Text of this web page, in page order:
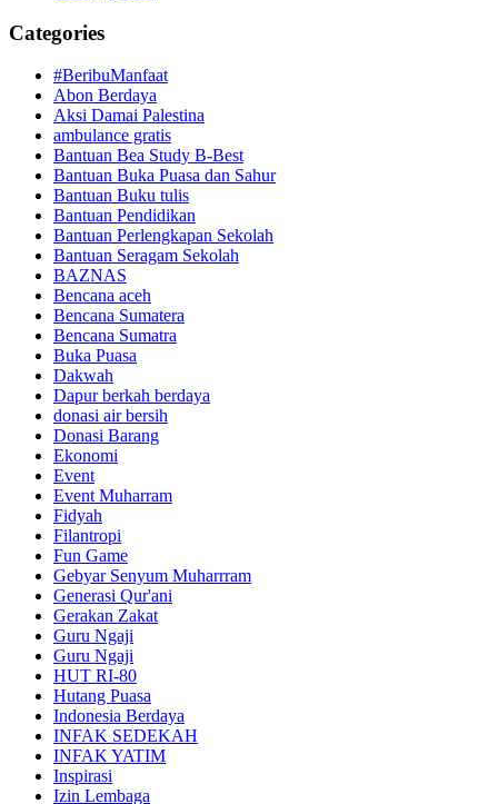
Categories
#BeribuManfaat
Abon Berdaya
Aksi Damai Palestina
ambulance gratis
Bantuan Bea Study B-Best
Bantuan Buka Puasa dan Sahur
Bantuan Buku tulis
Bantuan Pendidikan
Bantuan Perlengkapan Sekolah
Bantuan Seragam Sekolah
BAZNAS
Bencana aceh
Bencana Sumatera
Bencana Sumatra
Buka Puasa
Dakwah
Dapur berkah berdaya
donasi air bersih
Donasi Barang
Ekonomi
Event
Event Muharram
Fidyah
Filantropi
Fun Game
Gebyar Senyum Muharrram
Generasi Qur'ani
Gerakan Zakat
Guru Ngaji
Guru Ngaji
HUT RI-80
Hutang Puasa
Indonesia Berdaya
INFAK SEDEKAH
INFAK YATIM
Inspirasi
Izin Lembaga